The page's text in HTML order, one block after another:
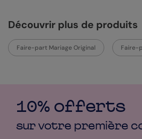
Découvrir plus de produits
Faire-part Mariage Original Faire-
10% offerts
sur votre première